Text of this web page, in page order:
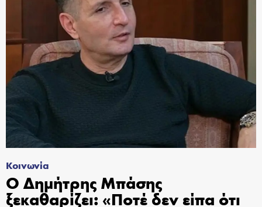
Κοινωνία
Ο Δημήτρης Μπάσης
ξεκαθαρίζει: «Ποτέ δεν είπα ότι